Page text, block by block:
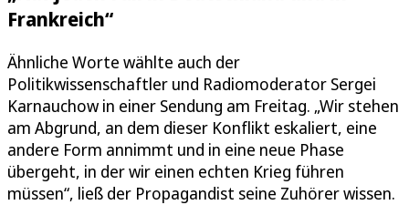
Frankreich“
Ähnliche Worte wählte auch der
Politikwissenschaftler und Radiomoderator Sergei
Karnauchow in einer Sendung am Freitag. „Wir stehen
am Abgrund, an dem dieser Konflikt eskaliert, eine
andere Form annimmt und in eine neue Phase
übergeht, in der wir einen echten Krieg führen
müssen“, ließ der Propagandist seine Zuhörer wissen.